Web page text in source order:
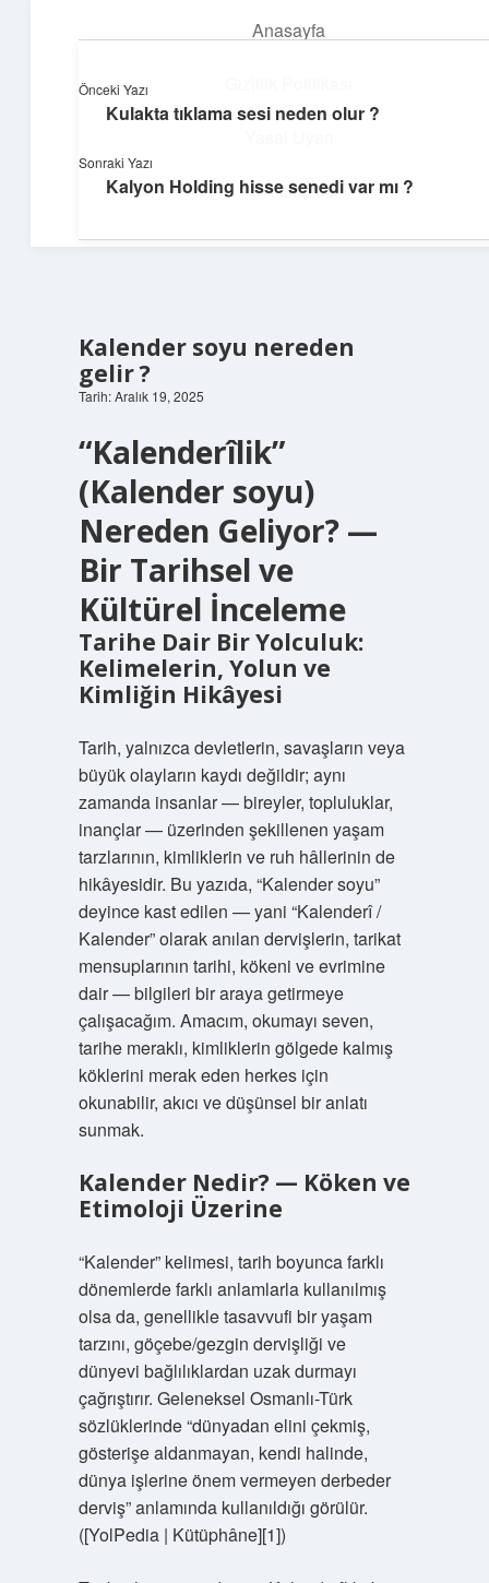
Anasayfa
Hakkımızda
Kalender soyu nereden
gelir ?
Tarih: Aralık 19, 2025
“Kalenderîlik”
(Kalender soyu)
Nereden Geliyor? —
Bir Tarihsel ve
Kültürel İnceleme
Tarihe Dair Bir Yolculuk:
Kelimelerin, Yolun ve
Kimliğin Hikâyesi
Tarih, yalnızca devletlerin, savaşların veya
büyük olayların kaydı değildir; aynı
zamanda insanlar — bireyler, topluluklar,
inançlar — üzerinden şekillenen yaşam
tarzlarının, kimliklerin ve ruh hâllerinin de
hikâyesidir. Bu yazıda, “Kalender soyu”
deyince kast edilen — yani “Kalenderî /
Kalender” olarak anılan dervişlerin, tarikat
mensuplarının tarihi, kökeni ve evrimine
dair — bilgileri bir araya getirmeye
çalışacağım. Amacım, okumayı seven,
tarihe meraklı, kimliklerin gölgede kalmış
köklerini merak eden herkes için
okunabilir, akıcı ve düşünsel bir anlatı
sunmak.
Kalender Nedir? — Köken ve
Etimoloji Üzerine
“Kalender” kelimesi, tarih boyunca farklı
dönemlerde farklı anlamlarla kullanılmış
olsa da, genellikle tasavvufi bir yaşam
tarzını, göçebe/gezgin dervişliği ve
dünyevi bağlılıklardan uzak durmayı
çağrıştırır. Geleneksel Osmanlı-Türk
sözlüklerinde “dünyadan elini çekmiş,
gösterişe aldanmayan, kendi halinde,
dünya işlerine önem vermeyen derbeder
derviş” anlamında kullanıldığı görülür.
([YolPedia | Kütüphâne][1])
Önceki Yazı
Kulakta tıklama sesi neden olur ?
Sonraki Yazı
Kalyon Holding hisse senedi var mı ?